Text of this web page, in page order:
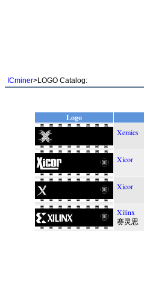
ICminer>LOGO Catalog:
Logo
Xemics
Xicor
Xicor
Xilinx
赛灵思